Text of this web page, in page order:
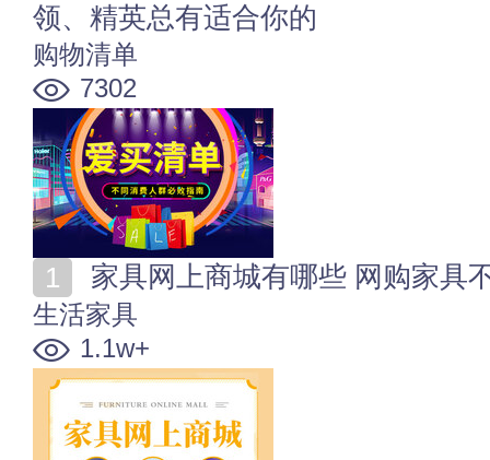
领、精英总有适合你的
购物清单
7302
家具网上商城有哪些 网购家具
生活家具
1.1w+